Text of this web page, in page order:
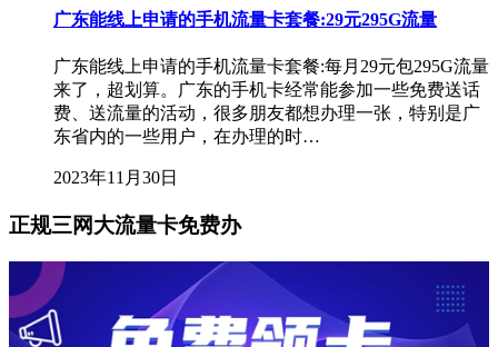
广东能线上申请的手机流量卡套餐:29元295G流量
广东能线上申请的手机流量卡套餐:每月29元包295G流量
来了，超划算。广东的手机卡经常能参加一些免费送话
费、送流量的活动，很多朋友都想办理一张，特别是广
东省内的一些用户，在办理的时…
2023年11月30日
正规三网大流量卡免费办